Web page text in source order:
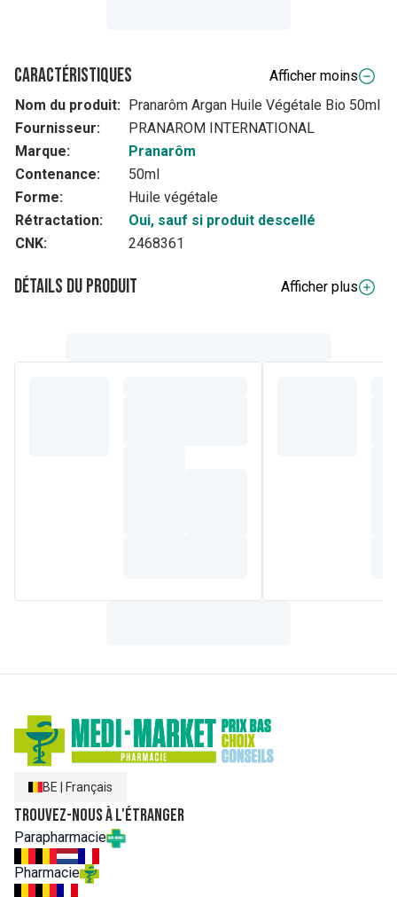
Caractéristiques
Afficher moins
Nom du produit: Pranarôm Argan Huile Végétale Bio 50ml
Fournisseur:
PRANAROM INTERNATIONAL
Marque:
Pranarôm
Contenance:
50ml
Forme:
Huile végétale
Rétractation:
Oui, sauf si produit descellé
CNK:
2468361
Détails du produit
Afficher plus
traditionnellement par les femmes Berbères pour la
BE Français
Trouvez-nous à l'étranger
Parapharmacie
Pharmacie